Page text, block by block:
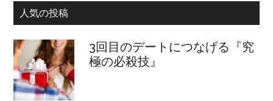
人気の投稿
3回目のデートにつなげる『究
極の必殺技』